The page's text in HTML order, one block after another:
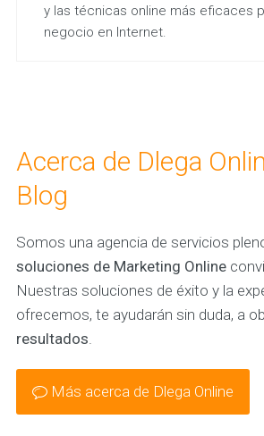
y las técnicas online más eficaces
negocio en Internet.
Acerca de Dlega
Blog
Somos una agencia de servicios
soluciones de Marketing Online
Nuestras soluciones de éxito y la
ofrecemos, te ayudarán sin duda, a
resultados
Más acerca de Dlega Online